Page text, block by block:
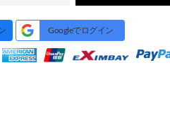
Googleでログイン